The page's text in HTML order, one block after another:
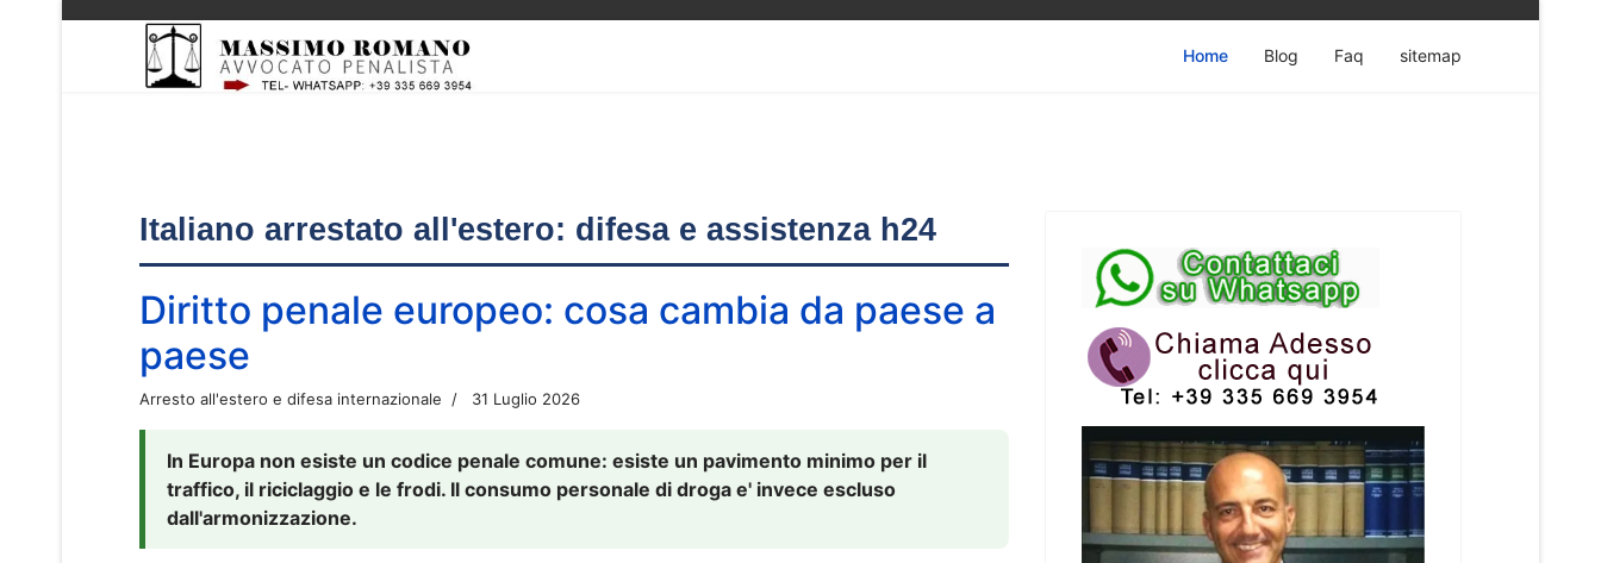
Home Blog Faq sitemap
Italiano arrestato all'estero: difesa e assistenza h24
Diritto penale europeo: cosa cambia da paese a
paese
Arresto all'estero e difesa internazionale 31 Luglio 2026
In Europa non esiste un codice penale comune: esiste un pavimento minimo per il
traffico, il riciclaggio e le frodi. Il consumo personale di droga e' invece escluso
dall'armonizzazione.